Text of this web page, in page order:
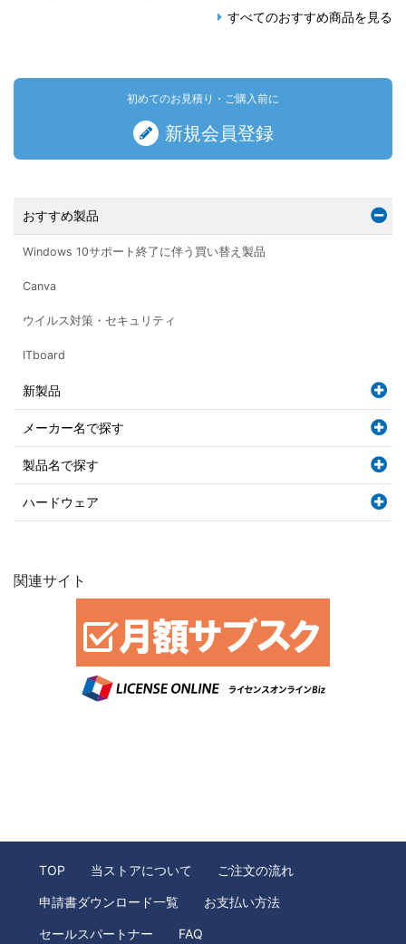
すべてのおすすめ商品を見る
初めてのお見積り・ご購入前に
新規会員登録
おすすめ製品
Windows 10サポート終了に伴う買い替え製品
Canva
ウイルス対策・セキュリティ
ITboard
新製品
メーカー名で探す
製品名で探す
ハードウェア
関連サイト
TOP 当ストアについて ご注文の流れ
申請書ダウンロード一覧 お支払い方法
セールスパートナー FAQ